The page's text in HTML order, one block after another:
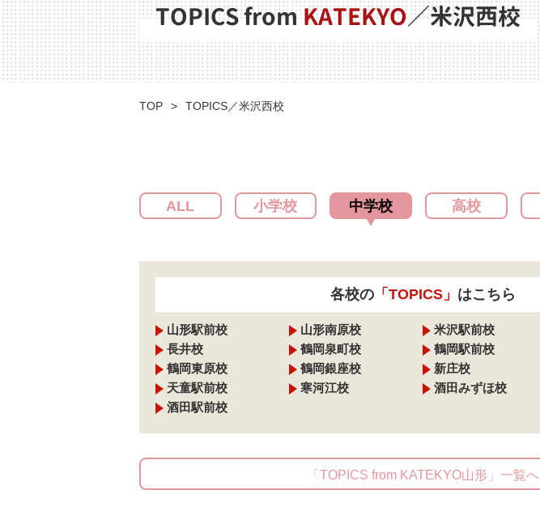
TOPICS fromKATEKYO／米沢西校
TOP TOPICS／米沢西校
ALL 小学校 中学校 高校
各校の「TOPICS」 はこちら
山形駅前校 山形南原校 米沢駅前校
長井校
鶴岡泉町校 鶴岡駅前校
鶴岡東原校
鶴岡銀座校 新庄校
天童駅前校
寒河江校 酒田みずほ校
酒田駅前校
「TOPICS from KATEKYO山形」一覧へ